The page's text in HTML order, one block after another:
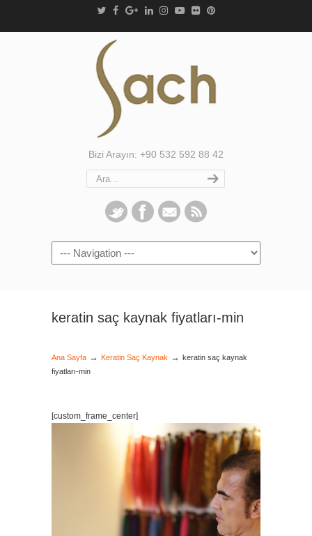
Bizi Arayın: +90 532 592 88 42
Navigation
keratin saç kaynak fiyatları-min
Ana Sayfa → Keratin Saç Kaynak → keratin saç kaynak
fiyatları-min
[custom_frame_center]